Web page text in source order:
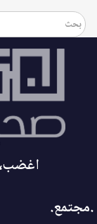
اغضب،
.مجتمع.